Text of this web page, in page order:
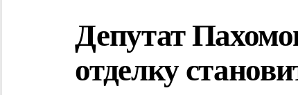
Депутат
отделку